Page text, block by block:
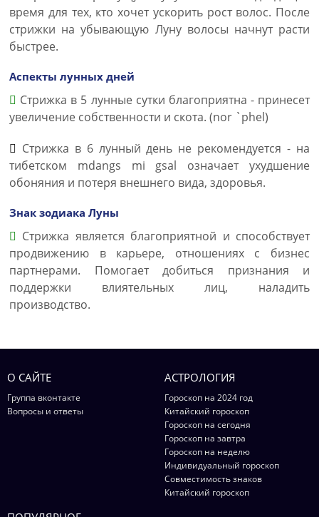
время для тех, кто хочет ускорить рост волос. После
стрижки на убывающую Луну волосы начнут расти
быстрее.
Аспекты лунных дней
Стрижка в 5 лунные сутки благоприятна - принесет
увеличение собственности и скота. (nor `phel)
Стрижка в 6 лунный день не рекомендуется - на
тибетском mdangs mi gsal означает ухудшение
обоняния и потеря внешнего вида, здоровья.
Знак зодиака Луны
Стрижка является благоприятной и способствует
продвижению в карьере, отношениях с бизнес
партнерами. Помогает добиться признания и
поддержки влиятельных лиц, наладить
производство.
О САЙТЕ
Группа вконтакте
Вопросы и ответы
АСТРОЛОГИЯ
Гороскоп на 2024 год
Китайский гороскоп
Гороскоп на сегодня
Гороскоп на завтра
Гороскоп на неделю
Индивидуальный гороскоп
Совместимость знаков
Китайский гороскоп